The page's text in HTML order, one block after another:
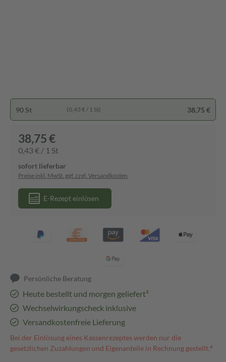
90 St (0,43 € / 1 St) 38,75 €
38,75 €
0,43 € / 1 St
sofort lieferbar
Preise inkl. MwSt. ggf. zzgl. Versandkosten
E-Rezept einlösen
Persönliche Beratung
Heute bestellt und morgen geliefert³
Wechselwirkungscheck inklusive
Versandkostenfreie Lieferung
Bei der Einlösung eines Kassenrezeptes werden nur die
gesetzlichen Zuzahlungen und Eigenanteile in Rechnung gestellt.⁴